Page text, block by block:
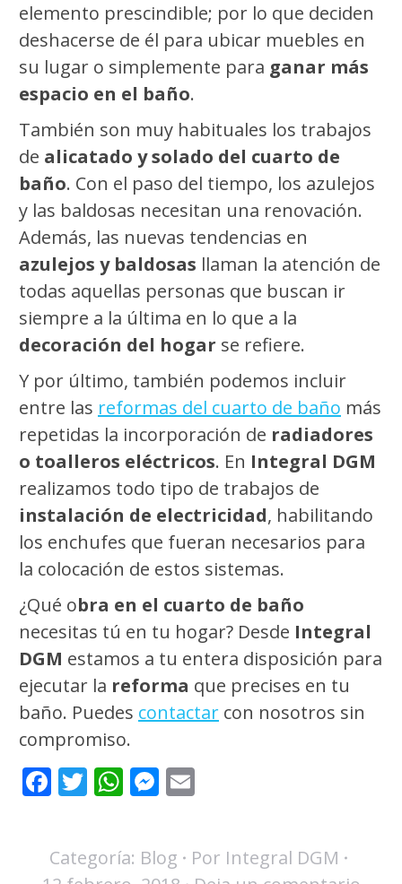
elemento prescindible; por lo que deciden
deshacerse de él para ubicar muebles en
su lugar o simplemente para ganar más
espacio en el baño.
También son muy habituales los trabajos
de alicatado y solado del cuarto de
baño. Con el paso del tiempo, los azulejos
y las baldosas necesitan una renovación.
Además, las nuevas tendencias en
azulejos y baldosas llaman la atención de
todas aquellas personas que buscan ir
siempre a la última en lo que a la
decoración del hogar se refiere.
Y por último, también podemos incluir
entre las reformas del cuarto de baño más
repetidas la incorporación de radiadores
o toalleros eléctricos. En Integral DGM
realizamos todo tipo de trabajos de
instalación de electricidad, habilitando
los enchufes que fueran necesarios para
la colocación de estos sistemas.
¿Qué obra en el cuarto de baño
necesitas tú en tu hogar? Desde Integral
DGM estamos a tu entera disposición para
ejecutar la reforma que precises en tu
baño. Puedes contactar con nosotros sin
compromiso.
Facebook
Twitter
WhatsApp
Messenger
Categoría: Blog Por Integral DGM